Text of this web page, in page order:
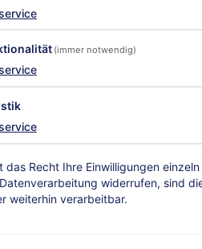
-
(immer notwendig)
das Recht Ihre Einwilligungen
widerrufen, sind
weiterhin verarbeitbar.